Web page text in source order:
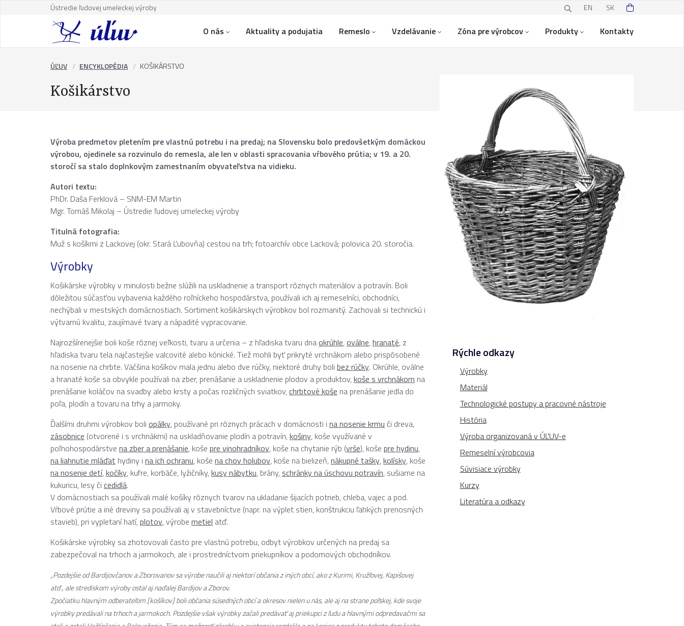
Ústredie ľudovej umeleckej výroby EN SK
O nás Aktuality a podujatia Remeslo Vzdelávanie Zóna pre výrobcov Produkty Kontakty
ÚĽUV ENCYKLOPÉDIA KOŠIKÁRSTVO
Košikárstvo
Výroba predmetov pletením pre vlastnú potrebu i na predaj; na Slovensku bolo predovšetkým domáckou
výrobou, ojedinele sa rozvinulo do remesla, ale len v oblasti spracovania vŕbového prútia; v 19. a 20.
storočí sa stalo doplnkovým zamestnaním obyvateľstva na vidieku.
Autori textu:
PhDr. Daša Ferklová – SNM-EM Martin
Mgr. Tomáš Mikolaj – Ústredie ľudovej umeleckej výroby
Titulná fotografia:
Muž s košíkmi z Lackovej (okr. Stará Ľubovňa) cestou na trh; fotoarchív obce Lacková; polovica 20. storočia.
Výrobky
Košikárske výrobky v minulosti bežne slúžili na uskladnenie a transport rôznych materiálov a potravín. Boli
dôležitou súčasťou vybavenia každého roľníckeho hospodárstva, používali ich aj remeselníci, obchodníci,
nechýbali v mestských domácnostiach. Sortiment košikárskych výrobkov bol rozmanitý. Zachovali si technickú i
výtvarnú kvalitu, zaujímavé tvary a nápadité vypracovanie.
Najrozšírenejšie boli koše rôznej veľkosti, tvaru a určenia – z hľadiska tvaru dnaokrúhle,oválne,hranaté, z
hľadiska tvaru tela najčastejšie valcovité alebo kónické. Tiež mohli byť prikryté vrchnákom alebo prispôsobené
na nosenie na chrbte. Väčšina košíkov mala jednu alebo dve rúčky, niektoré druhy boli bez rúčky. Okrúhle, oválne
a hranaté koše sa obvykle používali na zber, prenášanie a uskladnenie plodov a produktov,koše s vrchnákom na
prenášanie koláčov na svadby alebo krsty a počas rozličných sviatkov,chrbtové koše na prenášanie jedla do
poľa, plodín a tovaru na trhy a jarmoky.
Ďalšími druhmi výrobkov boli opálky, používané pri rôznych prácach v domácnosti i na nosenie krmu či dreva,
zásobnice (otvorené i s vrchnákmi) na uskladňovanie plodín a potravín,košiny, koše využívané v
poľnohospodárstve na zber a prenášanie, koše pre vinohradníkov, koše na chytanie rýb (vrše), koše pre hydinu,
na liahnutie mláďat hydiny i na ich ochranu, koše na chov holubov, koše na bielizeň,nákupné tašky,kolísky, koše
na nosenie detí,kočíky, kufre, korbáče, lyžičníky,kusy nábytku, brány,schránky na úschovu potravín, sušiarne na
kukuricu, lesy či cedidlá.
V domácnostiach sa používali malé košíky rôznych tvarov na ukladanie šijacích potrieb, chleba, vajec a pod.
Vŕbové prútie a iné dreviny sa používali aj v stavebníctve (napr. na výplet stien, konštrukciu ľahkých prenosných
stavieb), pri vypletaní hatí,plotov, výrobe metiel atď.
Košikárske výrobky sa zhotovovali často pre vlastnú potrebu, odbyt výrobkov určených na predaj sa
zabezpečoval na trhoch a jarmokoch, ale i prostredníctvom priekupníkov a podomových obchodníkov.
„Pozdejšie od Bardijovčanov a Zborovanov sa výrobe naučili aj niektorí občania z iných obcí, ako z Kurimi, Kružľovej, Kapišovej
atď., ale strediskom výroby ostal aj naďalej Bardijov a Zborov.
Zpočiatku hlavným odberateľom [košíkov] boli občania súsedných obcí a okresov nielen u nás, ale aj na strane poľskej, kde svoje
výrobky predávali na trhoch a jarmokoch. Pozdejšie však výrobky začali predávať aj priekupci z ľudu a hlavnými odpredavačmi sa
Rýchle odkazy
Výrobky
Materiál
Technologické postupy a pracovné nástroje
História
Výroba organizovaná v ÚĽUV-e
Remeselní výrobcovia
Súvisiace výrobky
Kurzy
Literatúra a odkazy